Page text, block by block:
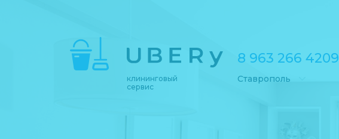
клининговый
сервис
8 963 266 4209
Ставрополь